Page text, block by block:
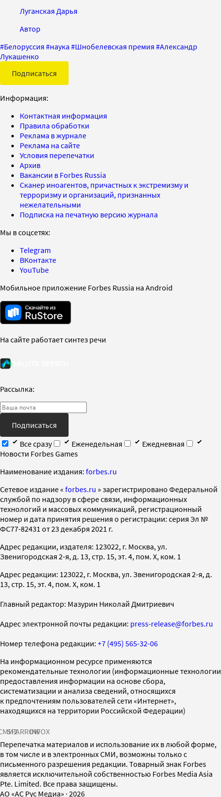
Луганская Дарья
Автор
#Белоруссия #наука #Шнобелевская премия #Александр
Лукашенко
Подписаться
Информация:
Контактная информация
Правила обработки
Реклама в журнале
Реклама на сайте
Условия перепечатки
Архив
Вакансии в Forbes Russia
Сканер иноагентов, причастных к экстремизму и
терроризму и организаций, признанных
нежелательными
Подписка на печатную версию журнала
Мы в соцсетях:
Telegram
ВКонтакте
YouTube
Мобильное приложение Forbes Russia на Android
На сайте работает синтез речи
Рассылка:
Подписаться
Все сразу
Еженедельная
Ежедневная
Новости Forbes Games
Наименование издания: forbes.ru
Cетевое издание « forbes.ru » зарегистрировано Федеральной
службой по надзору в сфере связи, информационных
технологий и массовых коммуникаций, регистрационный
номер и дата принятия решения о регистрации: серия Эл №
ФС77-82431 от 23 декабря 2021 г.
Адрес редакции, издателя: 123022, г. Москва, ул.
Звенигородская 2-я, д. 13, стр. 15, эт. 4, пом. X, ком. 1
Адрес редакции: 123022, г. Москва, ул. Звенигородская 2-я, д.
13, стр. 15, эт. 4, пом. X, ком. 1
Главный редактор: Мазурин Николай Дмитриевич
Адрес электронной почты редакции: press-release@forbes.ru
Номер телефона редакции: +7 (495) 565-32-06
На информационном ресурсе применяются
рекомендательные технологии (информационные технологии
предоставления информации на основе сбора,
систематизации и анализа сведений, относящихся
к предпочтениям пользователей сети «Интернет»,
находящихся на территории Российской Федерации)
SPARROWINFOX
Перепечатка материалов и использование их в любой форме,
в том числе и в электронных СМИ, возможны только с
письменного разрешения редакции. Товарный знак Forbes
является исключительной собственностью Forbes Media Asia
Pte. Limited. Все права защищены.
AO «АС Рус Медиа» · 2026